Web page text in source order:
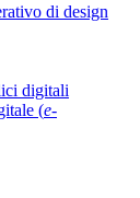
di design
digitali
(e-